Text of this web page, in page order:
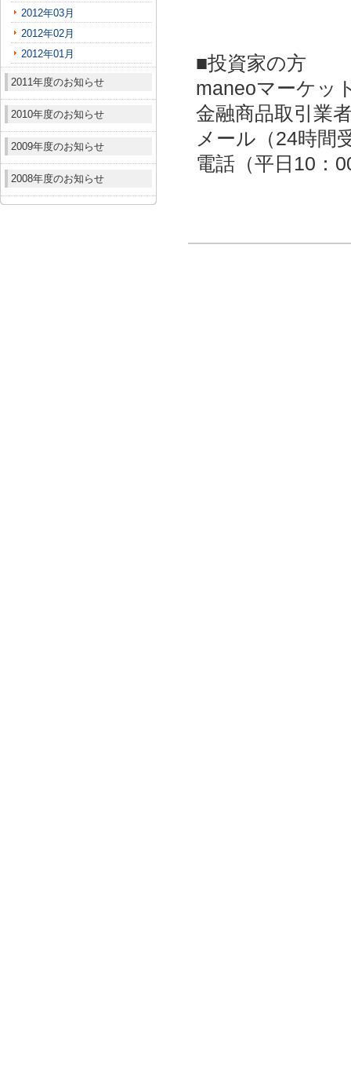
2012年03月
2012年02月
2012年01月
2011年度のお知らせ
2010年度のお知らせ
2009年度のお知らせ
2008年度のお知らせ
■投資家の方
maneoマーケッ
金融商品取引業
メール（24時間
電話（平日10：